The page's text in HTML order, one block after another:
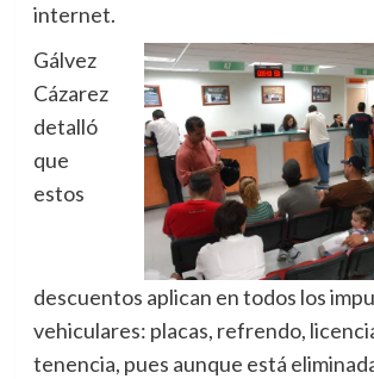
internet.
Gálvez
Cázarez
detalló
que
estos
descuentos aplican en todos los
vehiculares: placas, refrendo,
tenencia, pues aunque está